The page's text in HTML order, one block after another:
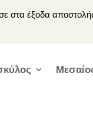
στα έξοδα